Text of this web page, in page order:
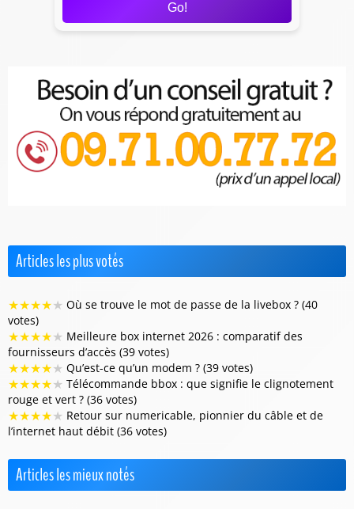
Go!
Articles les plus votés
★★★★★ Où se trouve le mot de passe de la livebox ? (40
votes)
★★★★★ Meilleure box internet 2026 : comparatif des
fournisseurs d’accès (39 votes)
★★★★★ Qu’est-ce qu’un modem ? (39 votes)
★★★★★ Télécommande bbox : que signifie le clignotement
rouge et vert ? (36 votes)
★★★★★ Retour sur numericable, pionnier du câble et de
l’internet haut débit (36 votes)
Articles les mieux notés